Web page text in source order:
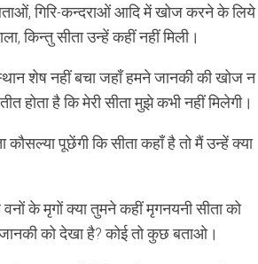
गिरि-कन्दराओं आदि में खोज करने के लिये
किन्तु सीता उन्हें कहीं नहीं मिली।
शेष नहीं बचा जहाँ हमने जानकी की खोज न
होता है कि मेरी सीता मुझे कभी नहीं मिलेगी।
पूछेंगी कि सीता कहाँ है तो मैं उन्हें क्या
के मृगों क्या तुमने कहीं मृगनयनी सीता को
को देखा है? कोई तो कुछ बताओ।